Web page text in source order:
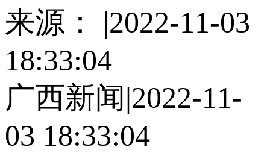
来源： |2022-11-03
18:33:04
广西新闻|2022-11-
03 18:33:04